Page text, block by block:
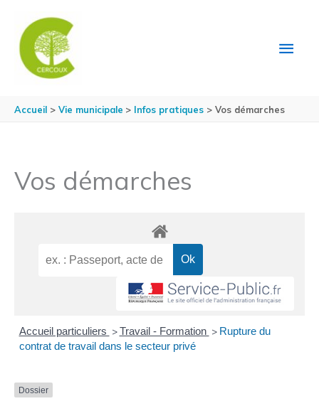
Accueil Vie municipale Infos pratiques Vos démarches
Vos démarches
Accueil particuliers > Travail - Formation > Rupture du
contrat de travail dans le secteur privé
Dossier